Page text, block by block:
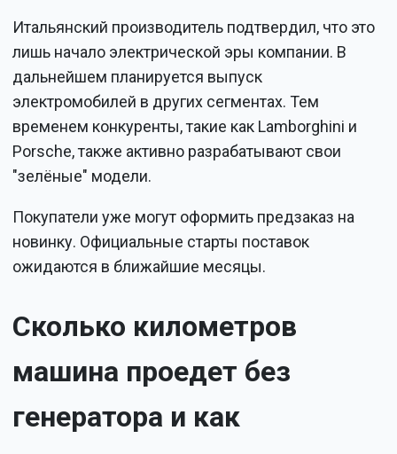
Итальянский производитель подтвердил, что это
лишь начало электрической эры компании. В
дальнейшем планируется выпуск
электромобилей в других сегментах. Тем
временем конкуренты, такие как Lamborghini и
Porsche, также активно разрабатывают свои
"зелёные" модели.
Покупатели уже могут оформить предзаказ на
новинку. Официальные старты поставок
ожидаются в ближайшие месяцы.
Сколько километров
машина проедет без
генератора и как